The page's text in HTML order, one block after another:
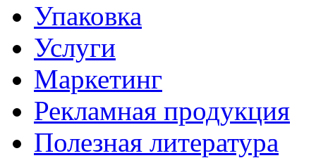
Упаковка
Услуги
Маркетинг
Рекламная продукция
Полезная литература